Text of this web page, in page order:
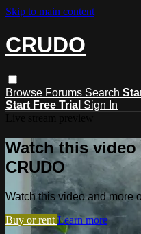
Skip to main content
CRUDO
Browse Forums Search
Start Free Trial Sign In
Watch this video
CRUDO
Watch this video and more
Buy or rent Learn more